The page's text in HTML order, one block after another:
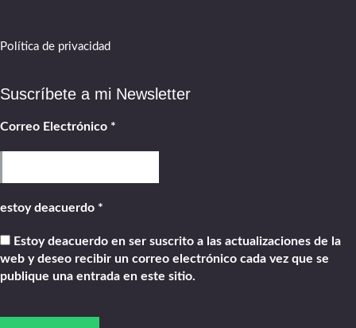
Política de privacidad
Suscríbete a mi Newsletter
Correo Electrónico *
estoy deacuerdo *
Estoy deacuerdo en ser suscrito a las actualizaciones de la
web y deseo recibir un correo electrónico cada vez que se
publique una entrada en este sitio.